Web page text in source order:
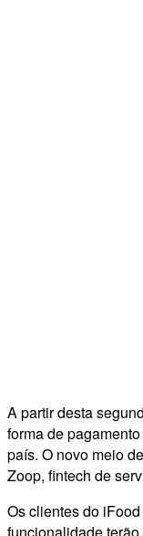
A partir desta
forma de
país. O novo meio
Zoop, fintech de
Os clientes do
funcionalidade